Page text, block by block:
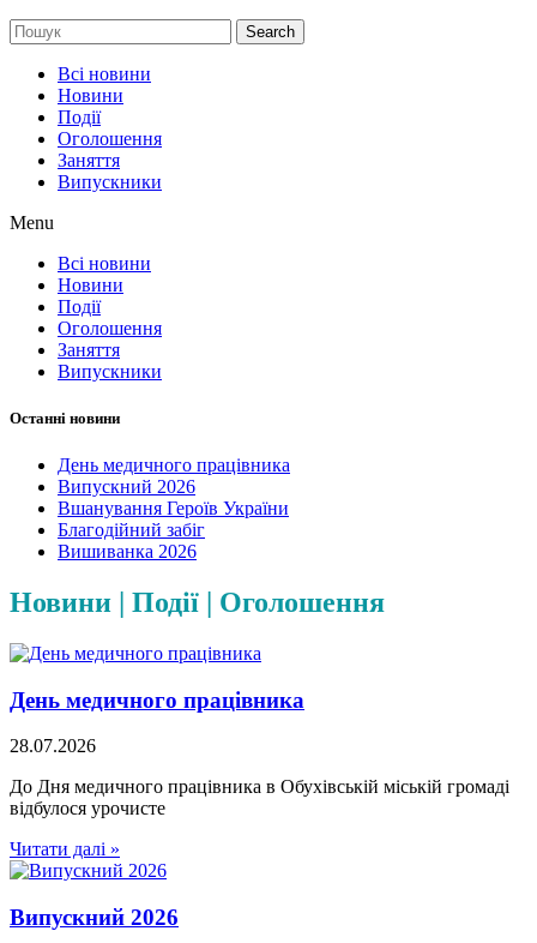
Search
Всі новини
Новини
Події
Оголошення
Заняття
Випускники
Menu
Всі новини
Новини
Події
Оголошення
Заняття
Випускники
Останні новини
День медичного працівника
Випускний 2026
Вшанування Героїв України
Благодійний забіг
Вишиванка 2026
Новини | Події | Оголошення
День медичного працівника
28.07.2026
До Дня медичного працівника в Обухівській міській громаді
відбулося урочисте
Читати далі »
Випускний 2026